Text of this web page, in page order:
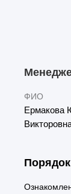
ФИО
Ермакова